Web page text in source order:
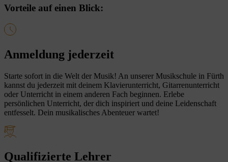
Vorteile auf einen Blick:
Anmeldung jederzeit
Starte sofort in die Welt der Musik! An unserer Musikschule in Fürth
kannst du jederzeit mit deinem Klavierunterricht, Gitarrenunterricht
oder Unterricht in einem anderen Fach beginnen. Erlebe
persönlichen Unterricht, der dich inspiriert und deine Leidenschaft
entfesselt. Dein musikalisches Abenteuer wartet!
Qualifizierte Lehrer